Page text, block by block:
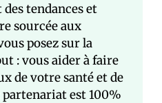
tendances et
sourcée aux
posez sur la
: vous aider à faire
de votre santé et de
est 100%